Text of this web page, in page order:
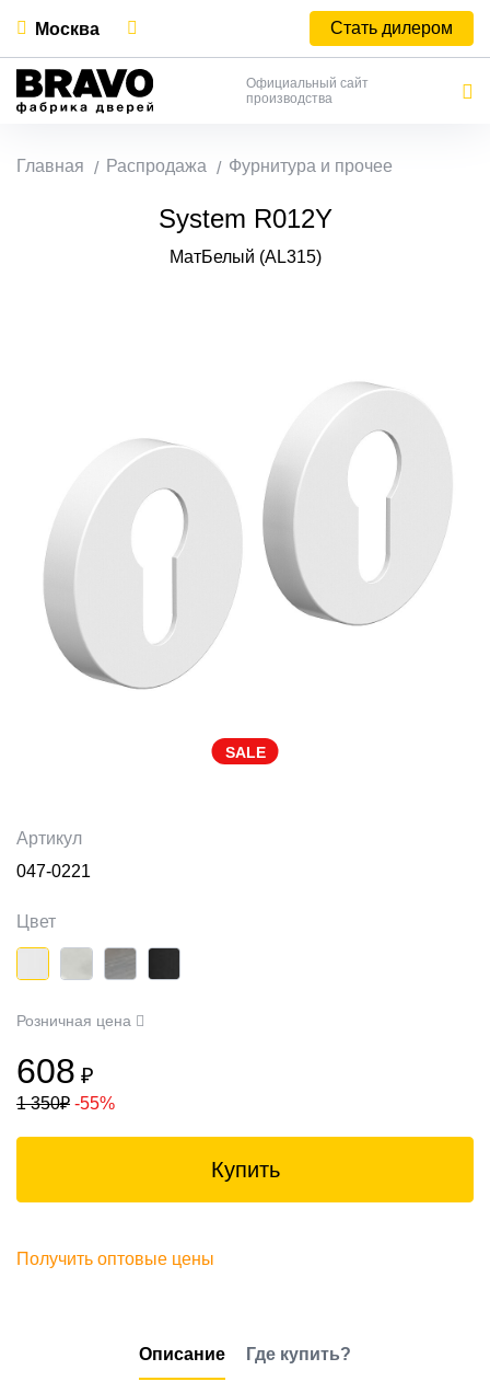
Москва Стать дилером
Официальный сайт
производства
Главная Распродажа Фурнитура и прочее
System R012Y
МатБелый (AL315)
SALE
Артикул
047-0221
Цвет
Розничная цена
608 ₽
1 350₽ -55%
Купить
Получить оптовые цены
Описание Где купить?